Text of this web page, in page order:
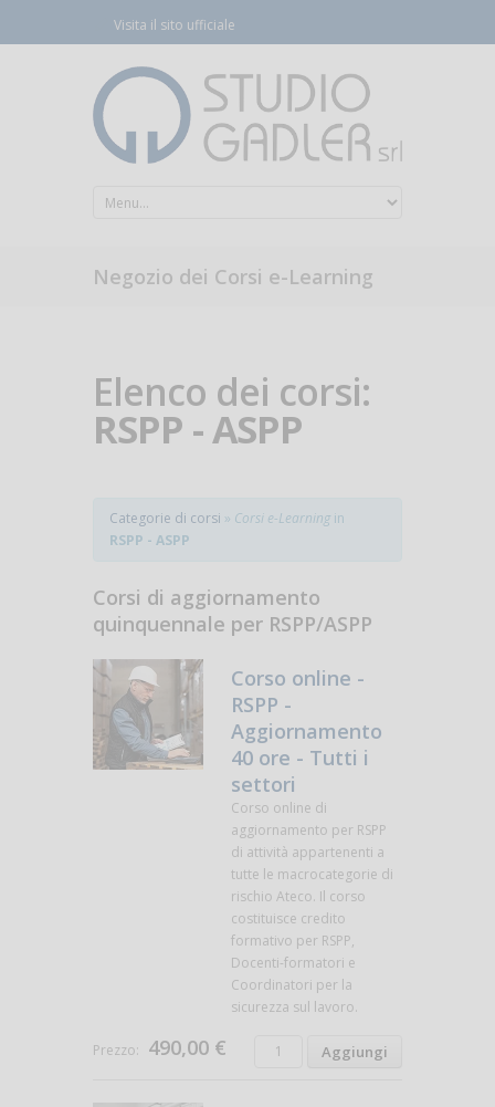
Visita il sito ufficiale
Negozio dei Corsi e-Learning
Elenco dei corsi:
RSPP - ASPP
Categorie di corsi » Corsi e-Learning in
RSPP - ASPP
Corsi di aggiornamento
quinquennale per RSPP/ASPP
Corso online -
RSPP -
Aggiornamento
40 ore - Tutti i
settori
Corso online di
aggiornamento per RSPP
di attività appartenenti a
tutte le macrocategorie di
rischio Ateco. Il corso
costituisce credito
formativo per RSPP,
Docenti-formatori e
Coordinatori per la
sicurezza sul lavoro.
Prezzo: 490,00 €